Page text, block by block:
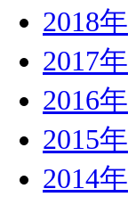
2018年
2017年
2016年
2015年
2014年